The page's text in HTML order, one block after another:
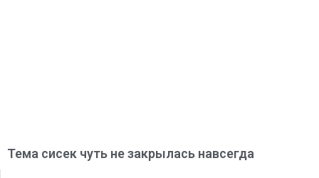
Тема сисек чуть не закрылась навсегда